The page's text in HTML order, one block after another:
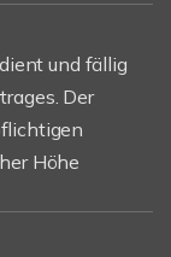
und fällig
Der
Höhe